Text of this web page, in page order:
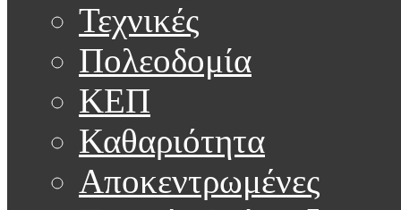
Τεχνικές
Πολεοδομία
ΚΕΠ
Καθαριότητα
Αποκεντρωμένες